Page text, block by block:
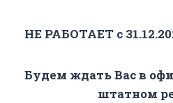
НЕ РАБОТАЕТ с
Будем ждать Вас в
штатном